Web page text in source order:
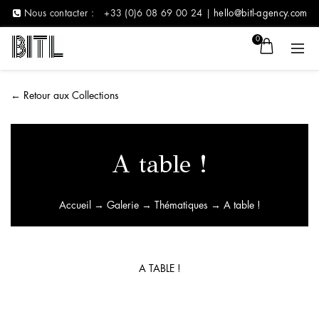
Nous contacter : +33 (0)6 08 69 00 24 | hello@bitl-agency.com
0
← Retour aux Collections
A table !
Accueil → Galerie→ Thématiques → A table !
A TABLE !